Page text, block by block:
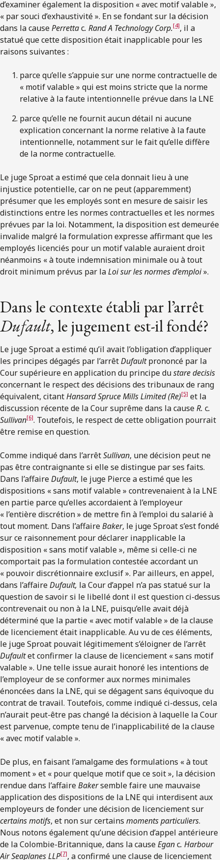
d’examiner également la disposition « avec motif valable »,
« par souci d’exhaustivité ». En se fondant sur la décision
dans la causePerrettac. Rand A Technology Corp.[4], il a
statué que cette disposition était inapplicable pour les
raisons suivantes :
parce qu’elle s’appuie sur une norme contractuelle de
« motif valable » qui est moins stricte que la norme
relative à la faute intentionnelle prévue dans la LNE
parce qu’elle ne fournit aucun détail ni aucune
explication concernant la norme relative à la faute
intentionnelle, notamment sur le fait qu’elle diffère
de la norme contractuelle.
Le juge Sproat a estimé que cela donnait lieu à une
injustice potentielle, car on ne peut (apparemment)
présumer que les employés sont en mesure de saisir les
distinctions entre les normes contractuelles et les normes
prévues par la loi. Notamment, la disposition est demeurée
invalide malgré la formulation expresse affirmant que les
employés licenciés pour un motif valable auraient droit
néanmoins « à toute indemnisation minimale ou à tout
droit minimum prévus par laLoi sur les normes d’emploi».
Dans le contexte établi par l’arrêt
Dufault, le jugement est-il fondé?
Le juge Sproat a estimé qu’il avait l’obligation d’appliquer
les principes dégagés par l’arrêtDufaultprononcé par la
Cour supérieure en application du principe dustare decisis
concernant le respect des décisions des tribunaux de rang
équivalent, citantHansard Spruce Mills Limited (Re)[5] et la
discussion récente de la Cour suprême dans la causeR. c.
Sullivan[6]. Toutefois, le respect de cette obligation pourrait
être remise en question.
Comme indiqué dans l’arrêtSullivan, une décision peut ne
pas être contraignante si elle se distingue par ses faits.
Dans l’affaireDufault, le juge Pierce a estimé que les
dispositions « sans motif valable » contrevenaient à la LNE
en partie parce qu’elles accordaient à l’employeur
« l’entière discrétion » de mettre fin à l’emploi du salarié à
tout moment. Dans l’affaireBaker, le juge Sproat s’est fondé
sur ce raisonnement pour déclarer inapplicable la
disposition « sans motif valable », même si celle-ci ne
comportait pas la formulation contestée accordant un
« pouvoir discrétionnaire exclusif ». Par ailleurs, en appel,
dans l’affaireDufault, la Cour d’appel n’a pas statué sur la
question de savoir si le libellé dont il est question ci-dessus
contrevenait ou non à la LNE, puisqu’elle avait déjà
déterminé que la partie « avec motif valable » de la clause
de licenciement était inapplicable. Au vu de ces éléments,
le juge Sproat pouvait légitimement s’éloigner de l’arrêt
Dufaultet confirmer la clause de licenciement « sans motif
valable ». Une telle issue aurait honoré les intentions de
l’employeur de se conformer aux normes minimales
énoncées dans la LNE, qui se dégagent sans équivoque du
contrat de travail. Toutefois, comme indiqué ci-dessus, cela
n’aurait peut-être pas changé la décision à laquelle la Cour
est parvenue, compte tenu de l’inapplicabilité de la clause
« avec motif valable ».
De plus, en faisant l’amalgame des formulations « à tout
moment » et « pour quelque motif que ce soit », la décision
rendue dans l’affaireBakersemble faire une mauvaise
application des dispositions de la LNE qui interdisent aux
employeurs de fonder une décision de licenciement sur
certains motifs, et non sur certains moments particuliers.
Nous notons également qu’une décision d’appel antérieure
de la Colombie-Britannique, dans la causeEganc. Harbour
Air Seaplanes LLP[7], a confirmé une clause de licenciement